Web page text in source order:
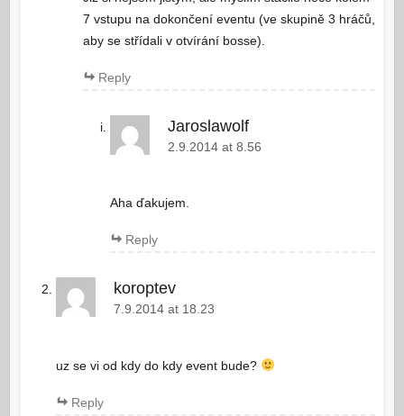
7 vstupu na dokončení eventu (ve skupině 3 hráčů,
aby se střídali v otvírání bosse).
Reply
Jaroslawolf
2.9.2014 at 8.56
Aha ďakujem.
Reply
koroptev
7.9.2014 at 18.23
uz se vi od kdy do kdy event bude?
Reply